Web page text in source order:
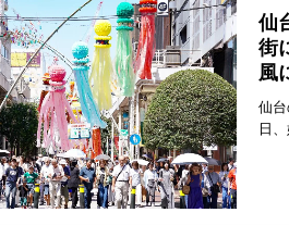
仙
街
風
仙
日、